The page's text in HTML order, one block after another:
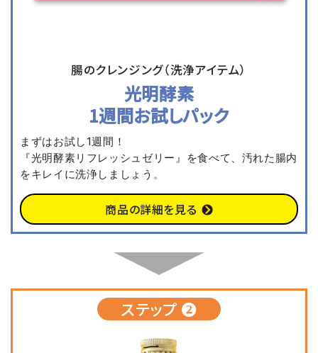
腸のクレンジング（洗浄アイテム）
光明酵素
1週間お試しパック
まずはお試し1週間！
『光明酵素リフレッシュゼリー』を食べて、汚れた腸内
をキレイに洗浄しましょう。
商品の詳細を見る
ステップ ❷